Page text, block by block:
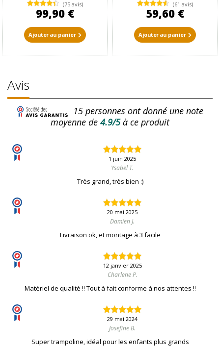
(75 avis)
99,90 €
Ajouter au panier
(61 avis)
59,60 €
Ajouter au panier
Avis
15personnes ont donné une note
moyenne de 4.9/5à ce produit
1 juin 2025
Ysabel T.
Très grand, très bien :)
20 mai 2025
Damien J.
Livraison ok, et montage à 3 facile
12 janvier 2025
Charlene P.
Matériel de qualité !! Tout à fait conforme à nos attentes !!
29 mai 2024
Josefine B.
Super trampoline, idéal pour les enfants plus grands